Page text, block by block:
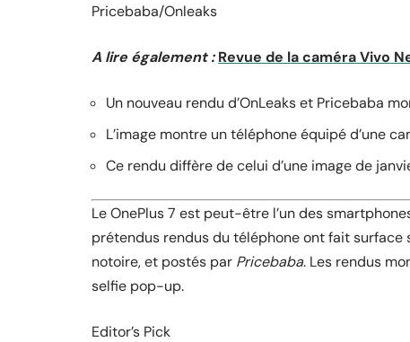
Pricebaba/Onleaks
A lire également : Revue de la caméra Vivo
Un nouveau rendu d’OnLeaks et Pricebaba
L’image montre un téléphone équipé d’une
Ce rendu diffère de celui d’une image de
LeOnePlus 7 est peut-être l’un des
prétendus rendus du téléphone ont fait surface
notoire, et postés par Pricebaba. Les rendus
selfie pop-up.
Editor’s Pick